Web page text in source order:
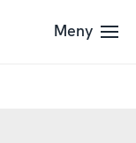
Meny